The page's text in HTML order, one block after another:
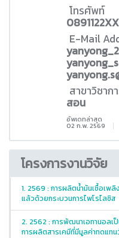
โทรศัพท์
E-Mail
สาขาวิชา
สอน
อัพเดทล่าสุด
02 ก.พ. 2569
โครงการงานวิจัย
1. 2569 : การผลิตน้ำมันเชื้อเพ
แล้วด้วยกระบวนการไพโรไลซิส
2. 2562 : การพัฒนาเอทานอล
การผลิตสารเคมีที่มีมูลค่าทดแท